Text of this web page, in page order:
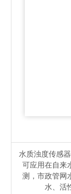
水质浊度传感
可应用在自来
测，市政管网
水、活